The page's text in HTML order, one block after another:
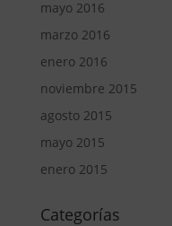
mayo 2016
marzo 2016
enero 2016
noviembre 2015
agosto 2015
mayo 2015
enero 2015
Categorías